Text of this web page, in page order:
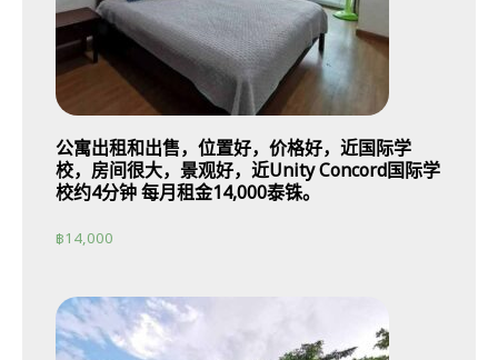
公寓出租和出售，位置好，价格好，近国际学
校，房间很大，景观好，近Unity Concord国际学
校约4分钟 每月租金14,000泰铢。
฿14,000